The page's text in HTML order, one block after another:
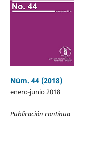
Núm. 44 (2018)
enero-junio 2018
Publicación contínua